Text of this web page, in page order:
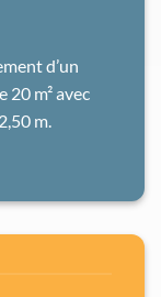
d’un
20 m² avec
m.